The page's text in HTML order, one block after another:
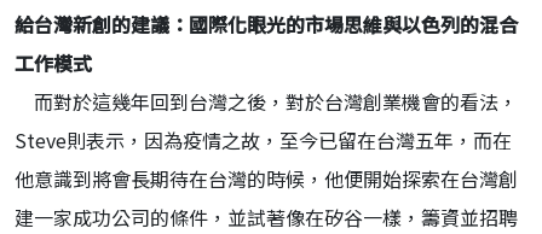
給台灣新創的建議：國際化眼光的市場思維與以色列的混合
工作模式
而對於這幾年回到台灣之後，對於台灣創業機會的看法，
Steve則表示，因為疫情之故，至今已留在台灣五年，而在
他意識到將會長期待在台灣的時候，他便開始探索在台灣創
建一家成功公司的條件，並試著像在矽谷一樣，籌資並招聘